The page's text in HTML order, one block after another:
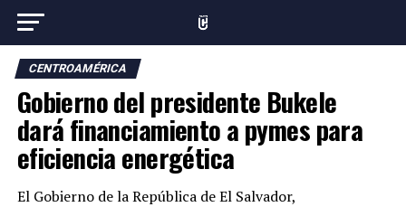
CENTROAMÉRICA
Gobierno del presidente Bukele
dará financiamiento a pymes para
eficiencia energética
El Gobierno de la República de El Salvador,